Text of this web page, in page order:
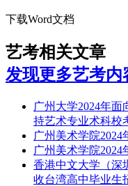
下载Word文档
艺考相关文章
发现更多艺考内
广州大学2024年
持艺术专业术科校
广州美术学院2024
广州美术学院
香港中文大学（深
收台湾高中毕业生